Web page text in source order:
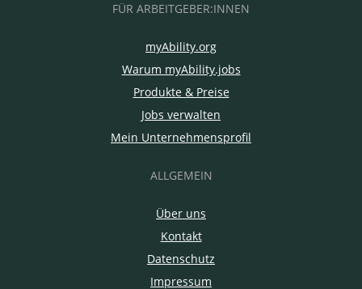
FÜR ARBEITGEBER:INNEN
myAbility.org
Warum myAbility.jobs
Produkte & Preise
Jobs verwalten
Mein Unternehmensprofil
ALLGEMEIN
Über uns
Kontakt
Datenschutz
Impressum